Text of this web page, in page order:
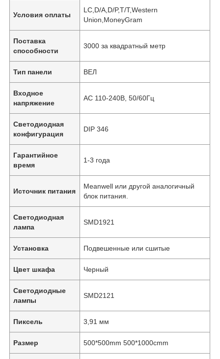
Условия оплаты
LC,D/A,D/P,T/T,Western
Union,MoneyGram
Поставка
способности
3000 за квадратный метр
Тип панели ВЕЛ
Входное
напряжение
AC 110-240В, 50/60Гц
Светодиодная
конфигурация
DIP 346
Гарантийное
время
1-3 года
Источник питания
Meanwell или другой аналогичный
блок питания.
Светодиодная
лампа
SMD1921
Установка Подвешенные или сшитые
Цвет шкафа Черный
Светодиодные
лампы
SMD2121
Пиксель 3,91 мм
Размер 500*500mm 500*1000cmm